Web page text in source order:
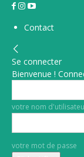
Contact
Se connecter
Bienvenue !
votre nom
votre mot de passe